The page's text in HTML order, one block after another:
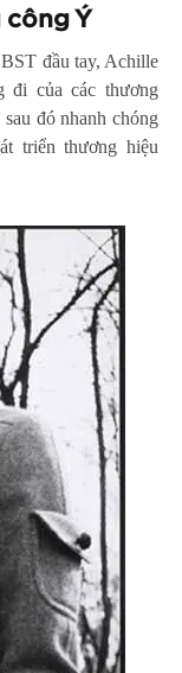
công Ý
đầu tay, Achille
đi của các thương
đó nhanh chóng
triển thương hiệu